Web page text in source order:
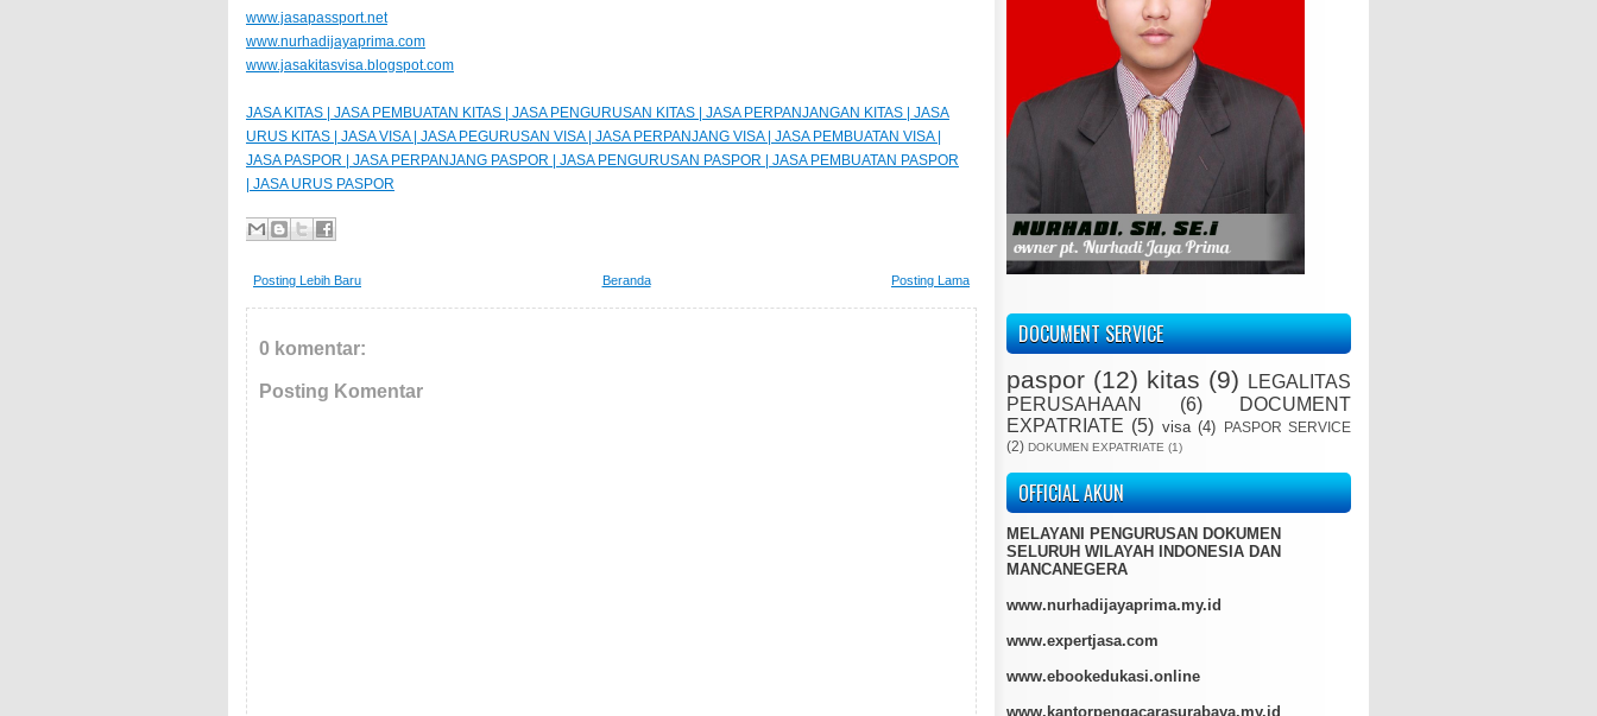
www.jasapassport.net
www.nurhadijayaprima.com
www.jasakitasvisa.blogspot.com
JASA KITAS | JASA PEMBUATAN KITAS | JASA PENGURUSAN KITAS | JASA PERPANJANGAN KITAS | JASA
URUS KITAS | JASA VISA | JASA PEGURUSAN VISA | JASA PERPANJANG VISA | JASA PEMBUATAN VISA |
JASA PASPOR | JASA PERPANJANG PASPOR | JASA PENGURUSAN PASPOR | JASA PEMBUATAN PASPOR
| JASA URUS PASPOR
Posting Lebih Baru Posting Lama
Beranda
0 komentar:
Posting Komentar
DOCUMENT SERVICE
paspor (12) kitas (9)
LEGALITAS
PERUSAHAAN
(6)
DOCUMENT
EXPATRIATE (5) visa (4)
PASPOR SERVICE
(2) DOKUMEN EXPATRIATE (1)
OFFICIAL AKUN
MELAYANI PENGURUSAN DOKUMEN
SELURUH WILAYAH INDONESIA DAN
MANCANEGERA
www.nurhadijayaprima.my.id
www.expertjasa.com
www.ebookedukasi.online
www.kantorpengacarasurabaya.my.id